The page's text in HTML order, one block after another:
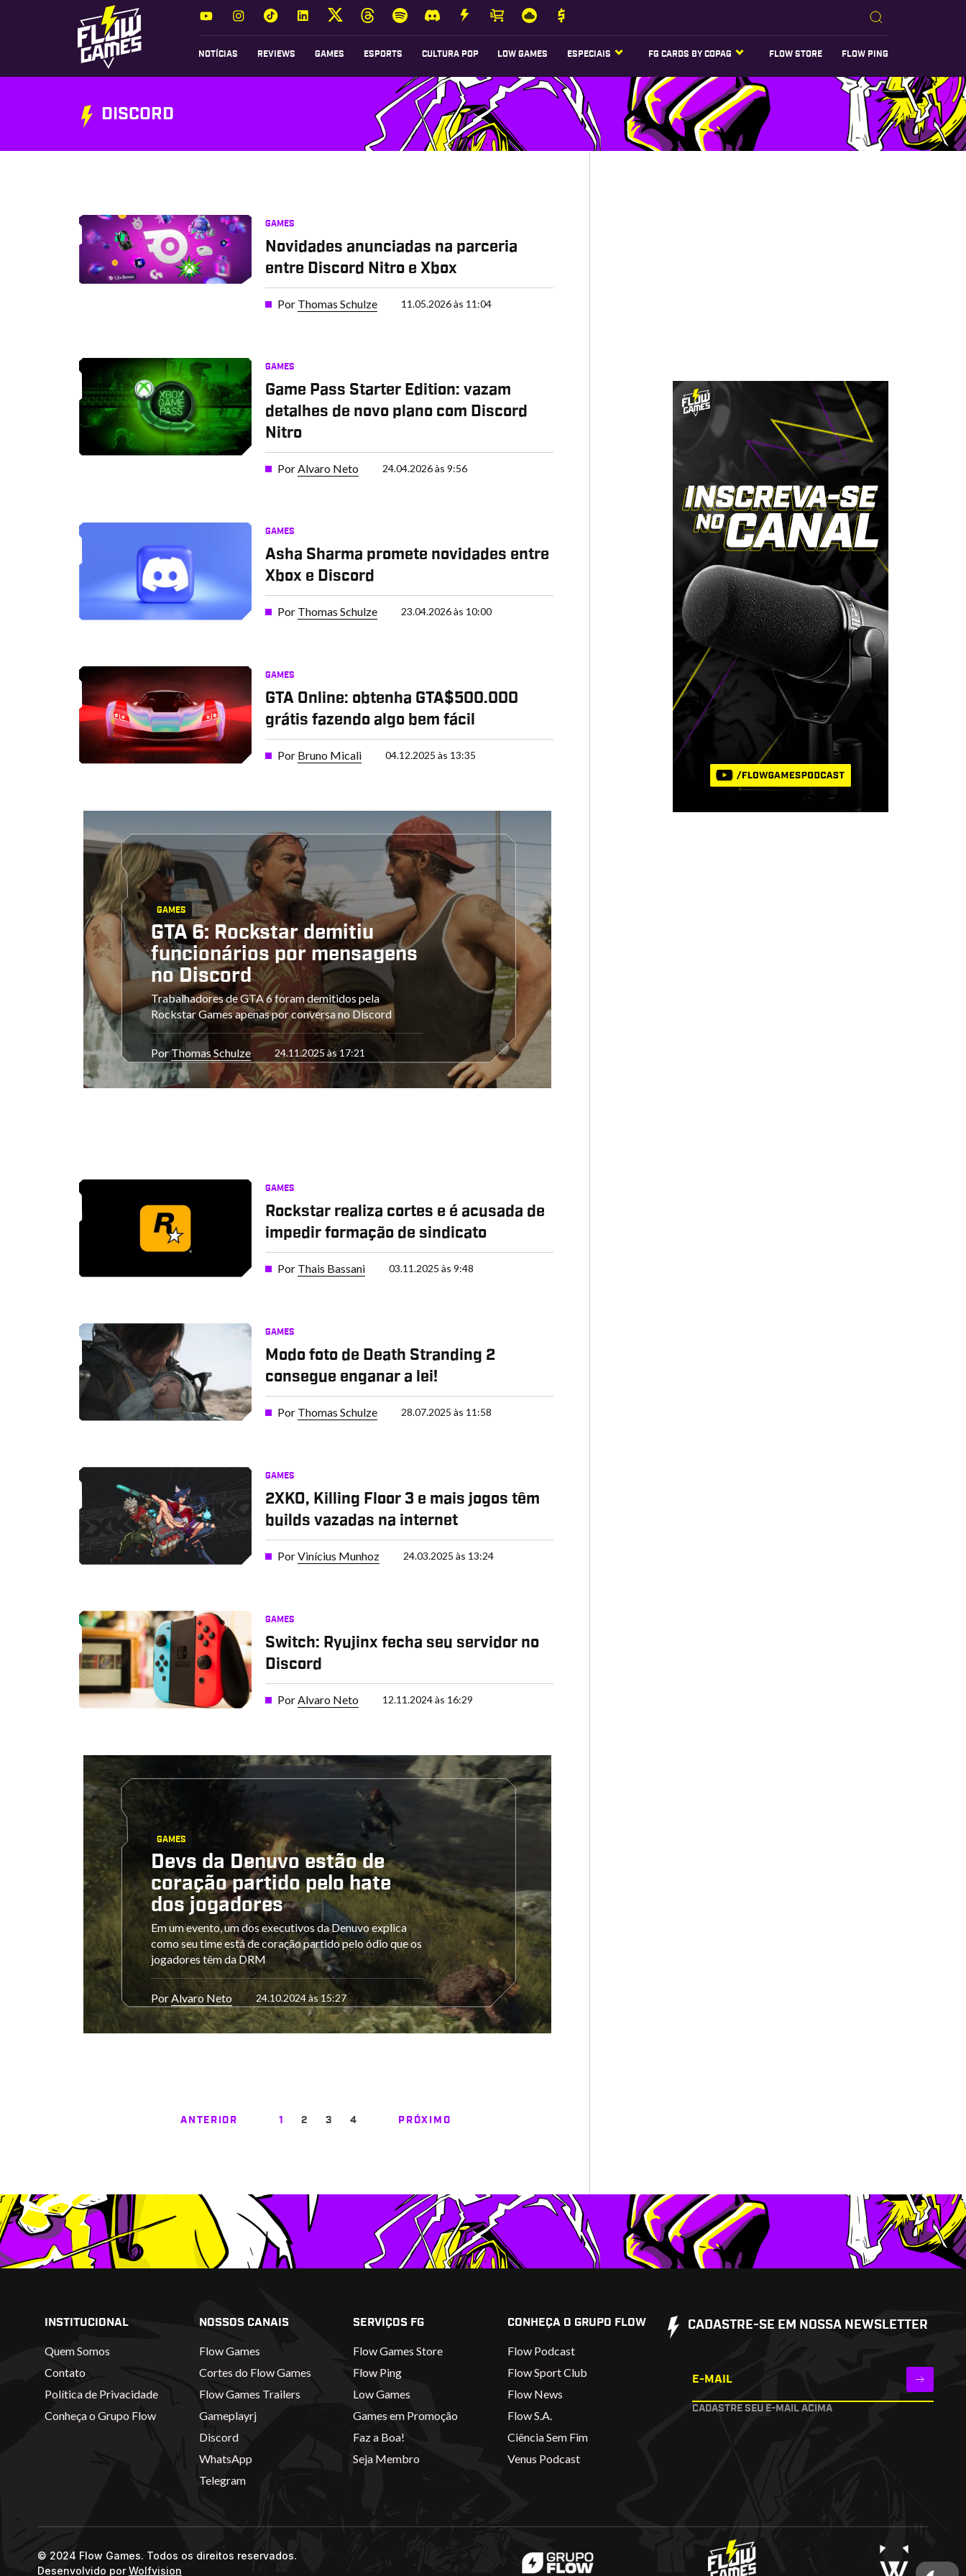
NOTÍCIAS REVIEWS GAMES ESPORTS CULTURA POP LOW GAMES ESPECIAIS FG CARDS BY COPAG FLOW STORE FLOW PING
DISCORD
GAMES
Novidades anunciadas na parceria
entre Discord Nitro e Xbox
Por Thomas Schulze 11.05.2026 às 11:04
GAMES
Game Pass Starter Edition: vazam
detalhes de novo plano com Discord
Nitro
PorAlvaro Neto 24.04.2026 às 9:56
GAMES
Asha Sharma promete novidades entre
Xbox e Discord
Por Thomas Schulze 23.04.2026 às 10:00
GAMES
GTA Online: obtenha GTA$500.000
grátis fazendo algo bem fácil
Por Bruno Micali 04.12.2025 às 13:35
GAMES
GTA 6: Rockstar demitiu
funcionários por mensagens
no Discord
Trabalhadores de GTA 6 foram demitidos pela
Rockstar Games apenas por conversa no Discord
PorThomas Schulze 24.11.2025 às 17:21
GAMES
Rockstar realiza cortes e é acusada de
impedir formação de sindicato
Por Thais Bassani 03.11.2025 às 9:48
GAMES
Modo foto de Death Stranding 2
consegue enganar a lei!
Por Thomas Schulze 28.07.2025 às 11:58
GAMES
2XKO, Killing Floor 3 e mais jogos têm
builds vazadas na internet
PorVinícius Munhoz 24.03.2025 às 13:24
GAMES
Switch: Ryujinx fecha seu servidor no
Discord
PorAlvaro Neto 12.11.2024 às 16:29
GAMES
Devs da Denuvo estão de
coração partido pelo hate
dos jogadores
Em um evento, um dos executivos da Denuvo explica
como seu time está de coração partido pelo ódio que os
jogadores têm da DRM
Por Alvaro Neto 24.10.2024 às 15:27
ANTERIOR 1 2 3 4 PRÓXIMO
INSTITUCIONAL
Quem Somos
Contato
Política de Privacidade
Conheça o Grupo Flow
NOSSOS CANAIS
Flow Games
Cortes do Flow Games
Flow Games Trailers
Gameplayrj
Discord
WhatsApp
Telegram
SERVIÇOS FG
Flow Games Store
Flow Ping
Low Games
Games em Promoção
Faz a Boa!
Seja Membro
CONHEÇA O GRUPO FLOW
Flow Podcast
Flow Sport Club
Flow News
Flow S.A.
Ciência Sem Fim
Venus Podcast
CADASTRE-SE EM NOSSA NEWSLETTER
E-MAIL
CADASTRE SEU E-MAIL ACIMA
© 2024 Flow Games. Todos os direitos reservados.
Desenvolvido porWolfvision